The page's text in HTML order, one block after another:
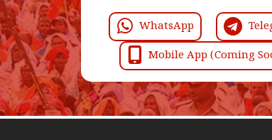
WhatsApp
Mobile App (Coming